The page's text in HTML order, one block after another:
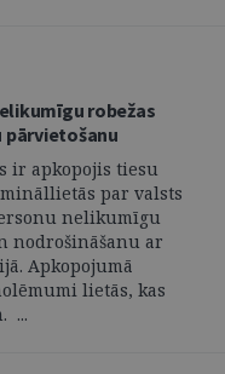
robežas
pārvietošanu
ir apkopojis tiesu
par valsts
nelikumīgu
nodrošināšanu ar
Apkopojumā
lietās, kas
...